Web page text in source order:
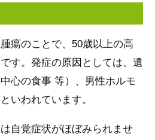
瘍のことで、50歳以上の高
す。発症の原因としては、遺
心の食事 等）、男性ホルモ
いわれています。
自覚症状がほぼみられませ